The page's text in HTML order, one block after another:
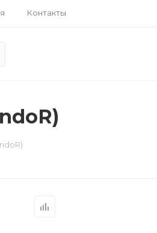
Контакты